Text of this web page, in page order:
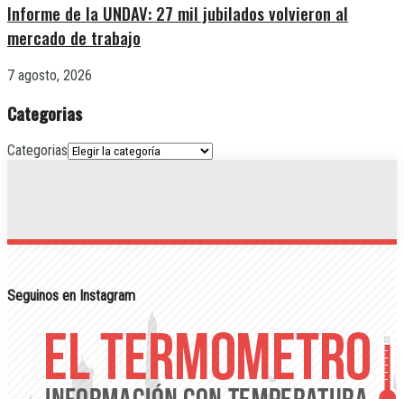
Informe de la UNDAV: 27 mil jubilados volvieron al
mercado de trabajo
7 agosto, 2026
Categorias
Categorias
Seguinos en Instagram